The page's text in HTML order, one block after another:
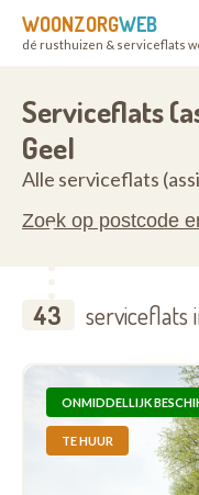
WOONZORGWEB
dé rusthuizen & serviceflats
Serviceflats
Geel
Alle serviceflats
Zoek op postcode
43 serviceflats
ONMIDDELLIJK
TE HUUR